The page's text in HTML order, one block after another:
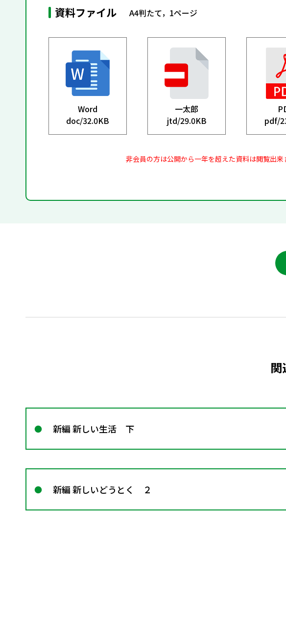
資料ファイル A4判たて，1ページ
Word
doc/32.0KB
一太郎
jtd/29.0KB
pdf/
非会員の方は公開から一年を超えた資料は閲覧出来
新編 新しい生活 下
新編 新しいどうとく ２